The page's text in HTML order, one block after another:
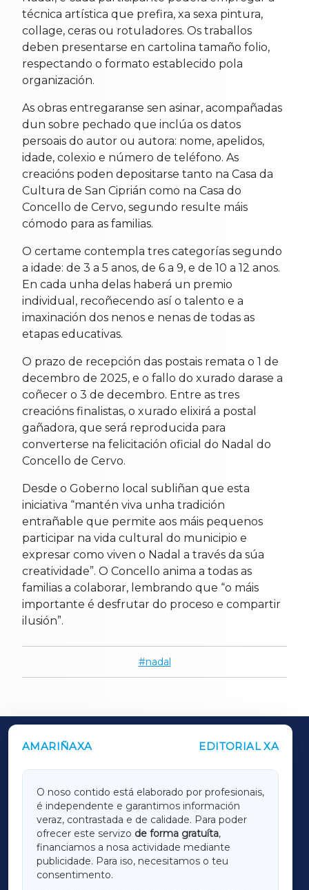
técnica artística que prefira, xa sexa pintura,
collage, ceras ou rotuladores. Os traballos
deben presentarse en cartolina tamaño folio,
respectando o formato establecido pola
organización.
As obras entregaranse sen asinar, acompañadas
dun sobre pechado que inclúa os datos
persoais do autor ou autora: nome, apelidos,
idade, colexio e número de teléfono. As
creacións poden depositarse tanto na Casa da
Cultura de San Ciprián como na Casa do
Concello de Cervo, segundo resulte máis
cómodo para as familias.
O certame contempla tres categorías segundo
a idade: de 3 a 5 anos, de 6 a 9, e de 10 a 12 anos.
En cada unha delas haberá un premio
individual, recoñecendo así o talento e a
imaxinación dos nenos e nenas de todas as
etapas educativas.
O prazo de recepción das postais remata o 1 de
decembro de 2025, e o fallo do xurado darase a
coñecer o 3 de decembro. Entre as tres
creacións finalistas, o xurado elixirá a postal
gañadora, que será reproducida para
converterse na felicitación oficial do Nadal do
Concello de Cervo.
Desde o Goberno local subliñan que esta
iniciativa “mantén viva unha tradición
entrañable que permite aos máis pequenos
participar na vida cultural do municipio e
expresar como viven o Nadal a través da súa
creatividade”. O Concello anima a todas as
familias a colaborar, lembrando que “o máis
importante é desfrutar do proceso e compartir
ilusión”.
nadal
AMARIÑAXA EDITORIAL XA
O noso contido está elaborado por profesionais,
é independente e garantimos información
veraz, contrastada e de calidade. Para poder
ofrecer este servizo de forma gratuíta,
financiamos a nosa actividade mediante
publicidade. Para iso, necesitamos o teu
consentimento.
OUTROS PERIÓDICOS
LUGOXA
TERRACHAXA